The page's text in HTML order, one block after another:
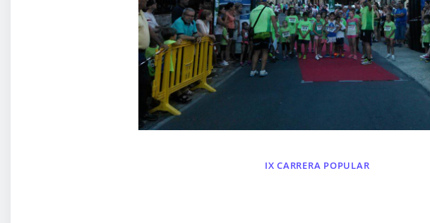
IX CARRERA POPULAR